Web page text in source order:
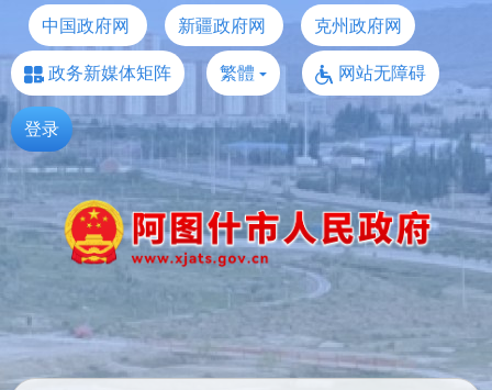
中国政府网 新疆政府网
克州政府网
政务新媒体矩阵
繁體 网站无障碍
登录